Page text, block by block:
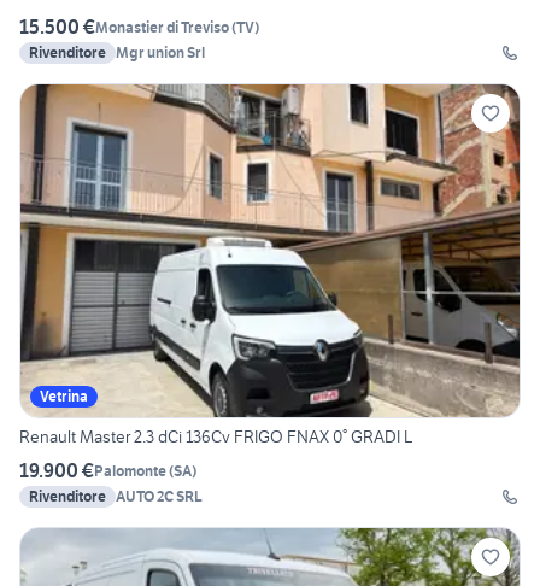
15.500 €Monastier di Treviso(TV)
Rivenditore Mgr union Srl
Vetrina
Renault Master 2.3 dCi 136Cv FRIGO FNAX 0° GRADI L
19.900 €Palomonte(SA)
Rivenditore AUTO 2C SRL